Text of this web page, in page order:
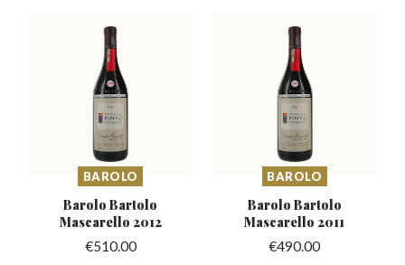
BAROLO
Barolo Bartolo
Mascarello 2012
€510.00
BAROLO
Barolo Bartolo
Mascarello 2011
€490.00